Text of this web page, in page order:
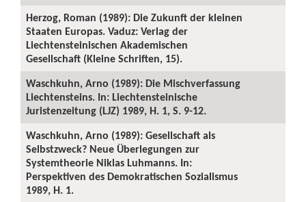
Herzog, Roman (1989): Die Zukunft der kleinen
Staaten Europas. Vaduz: Verlag der
Liechtensteinischen Akademischen
Gesellschaft (Kleine Schriften, 15).
Waschkuhn, Arno (1989): Die Mischverfassung
Liechtensteins. In: Liechtensteinische
Juristenzeitung (LJZ) 1989, H. 1, S. 9-12.
Waschkuhn, Arno (1989): Gesellschaft als
Selbstzweck? Neue Überlegungen zur
Systemtheorie Niklas Luhmanns. In:
Perspektiven des Demokratischen Sozialismus
1989, H. 1.